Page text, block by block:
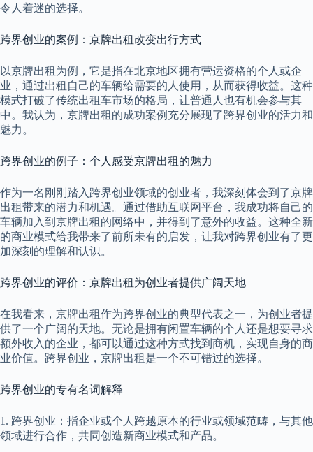
令人着迷的选择。
跨界创业的案例：京牌出租改变出行方式
以京牌出租为例，它是指在北京地区拥有营运资格的个人或企
业，通过出租自己的车辆给需要的人使用，从而获得收益。这种
模式打破了传统出租车市场的格局，让普通人也有机会参与其
中。我认为，京牌出租的成功案例充分展现了跨界创业的活力和
魅力。
跨界创业的例子：个人感受京牌出租的魅力
作为一名刚刚踏入跨界创业领域的创业者，我深刻体会到了京牌
出租带来的潜力和机遇。通过借助互联网平台，我成功将自己的
车辆加入到京牌出租的网络中，并得到了意外的收益。这种全新
的商业模式给我带来了前所未有的启发，让我对跨界创业有了更
加深刻的理解和认识。
跨界创业的评价：京牌出租为创业者提供广阔天地
在我看来，京牌出租作为跨界创业的典型代表之一，为创业者提
供了一个广阔的天地。无论是拥有闲置车辆的个人还是想要寻求
额外收入的企业，都可以通过这种方式找到商机，实现自身的商
业价值。跨界创业，京牌出租是一个不可错过的选择。
跨界创业的专有名词解释
1. 跨界创业：指企业或个人跨越原本的行业或领域范畴，与其他
领域进行合作，共同创造新商业模式和产品。